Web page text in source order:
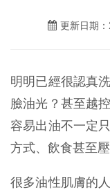
更新日期
明明已經很認真
臉油光？甚至越
容易出油不一定
方式、飲食甚至壓
很多油性肌膚的